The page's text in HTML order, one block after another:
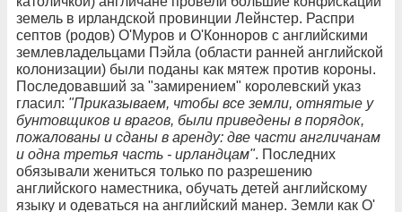
земель в ирландской провинции Лейнстер. Распри
септов (родов) О'Муров и О'Конноров с английскими
землевладельцами Пэйла (области ранней английской
колонизации) были поданы как мятеж против короны.
Последовавший за "замирением" королевский указ
гласил: "Приказываем, чтобы все земли, отнятые у
бунтовщиков и врагов, были приведены в порядок,
пожалованы и сданы в аренду: две части англичанам
и одна третья часть - ирландцам". Последних
обязывали жениться только по разрешению
английского наместника, обучать детей английскому
языку и одеваться на английский манер. Земли как О'